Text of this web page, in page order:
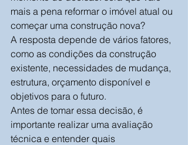
mais a pena reformar o imóvel atual ou
começar uma construção nova?
A resposta depende de vários fatores,
como as condições da construção
existente, necessidades de mudança,
estrutura, orçamento disponível e
objetivos para o futuro.
Antes de tomar essa decisão, é
importante realizar uma avaliação
técnica e entender quais